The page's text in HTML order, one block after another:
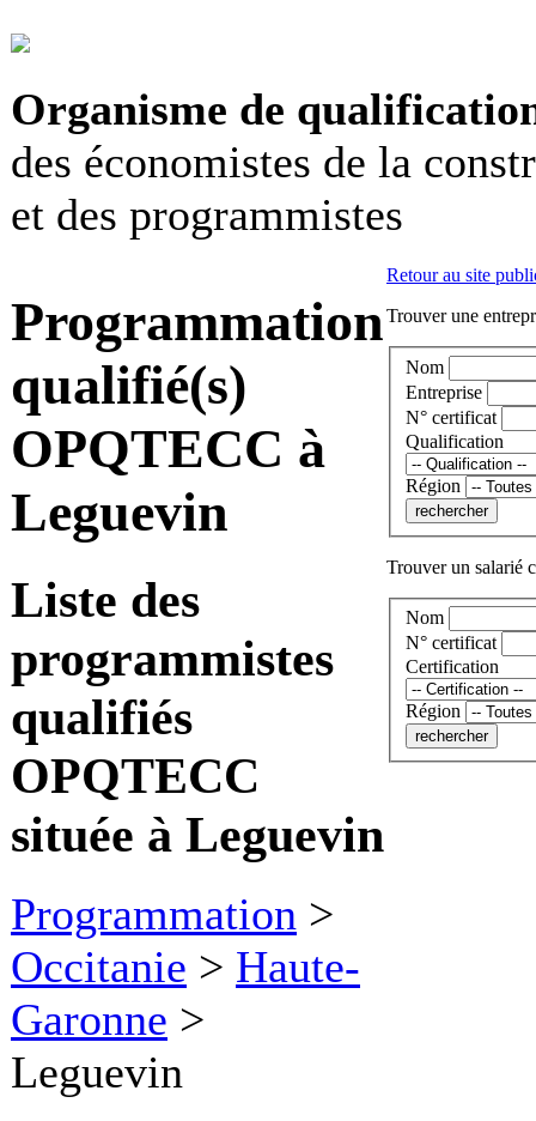
Organisme de
des économistes de la
et des programmistes
Programmation
qualifié(s)
OPQTECC à
Leguevin
Liste des
programmistes
qualifiés
OPQTECC
située à Leguevin
Programmation >
Occitanie > Haute-
Garonne >
Leguevin
Retour au site
Trouver une
Nom
Entreprise
N° certificat
Qualification
Région
Trouver un salarié
Nom
N° certificat
Certification
Région